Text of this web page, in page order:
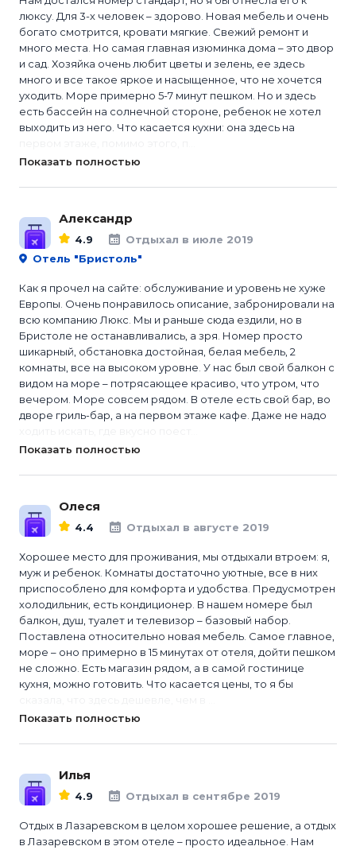
люксу. Для 3-х человек – здорово. Новая мебель и очень
богато смотрится, кровати мягкие. Свежий ремонт и
много места. Но самая главная изюминка дома – это двор
и сад. Хозяйка очень любит цветы и зелень, ее здесь
много и все такое яркое и насыщенное, что не хочется
уходить. Море примерно 5-7 минут пешком. Но и здесь
есть бассейн на солнечной стороне, ребенок не хотел
выходить из него. Что касается кухни: она здесь на
Показать полностью
Александр
4.9
Отдыхал в июле 2019
Отель "Бристоль"
Как я прочел на сайте: обслуживание и уровень не хуже
Европы. Очень понравилось описание, забронировали на
всю компанию Люкс. Мы и раньше сюда ездили, но в
Бристоле не останавливались, а зря. Номер просто
шикарный, обстановка достойная, белая мебель, 2
комнаты, все на высоком уровне. У нас был свой балкон с
видом на море – потрясающее красиво, что утром, что
вечером. Море совсем рядом. В отеле есть свой бар, во
дворе гриль-бар, а на первом этаже кафе. Даже не надо
Показать полностью
Олеся
4.4 Отдыхал в августе 2019
Хорошее место для проживания, мы отдыхали втроем: я,
муж и ребенок. Комнаты достаточно уютные, все в них
приспособлено для комфорта и удобства. Предусмотрен
холодильник, есть кондиционер. В нашем номере был
балкон, душ, туалет и телевизор – базовый набор.
Поставлена относительно новая мебель. Самое главное,
море – оно примерно в 15 минутах от отеля, дойти пешком
не сложно. Есть магазин рядом, а в самой гостинице
кухня, можно готовить. Что касается цены, то я бы
Показать полностью
Илья
4.9 Отдыхал в сентябре 2019
Отдых в Лазаревском в целом хорошее решение, а отдых
в Лазаревском в этом отеле – просто идеальное. Нам